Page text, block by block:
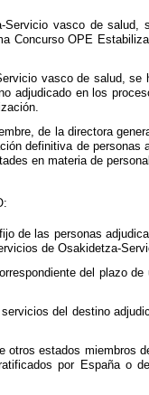
vasco de
Concurso OPE
vasco de salud,
adjudicado en los
de la directora
definitiva de
en materia de
de las personas
de Osakidetza-
del plazo
del destino
estados miembros
por España o